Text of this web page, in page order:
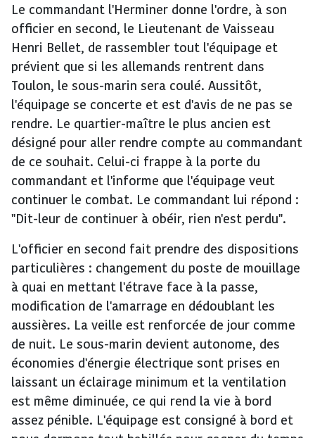
Le commandant l'Herminer donne l'ordre, à son
officier en second, le Lieutenant de Vaisseau
Henri Bellet, de rassembler tout l'équipage et
prévient que si les allemands rentrent dans
Toulon, le sous-marin sera coulé. Aussitôt,
l'équipage se concerte et est d'avis de ne pas se
rendre. Le quartier-maître le plus ancien est
désigné pour aller rendre compte au commandant
de ce souhait. Celui-ci frappe à la porte du
commandant et l'informe que l'équipage veut
continuer le combat. Le commandant lui répond :
"Dit-leur de continuer à obéir, rien n'est perdu".
L'officier en second fait prendre des dispositions
particulières : changement du poste de mouillage
à quai en mettant l'étrave face à la passe,
modification de l'amarrage en dédoublant les
aussières. La veille est renforcée de jour comme
de nuit. Le sous-marin devient autonome, des
économies d'énergie électrique sont prises en
laissant un éclairage minimum et la ventilation
est même diminuée, ce qui rend la vie à bord
assez pénible. L'équipage est consigné à bord et